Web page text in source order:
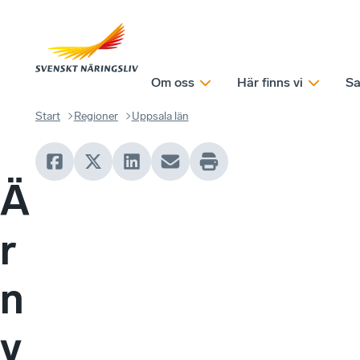
Om oss Här finns vi
Start Regioner Uppsala län
Ä
r
n
y